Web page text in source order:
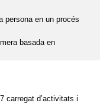
persona en un procés
basada en
carregat d’activitats i